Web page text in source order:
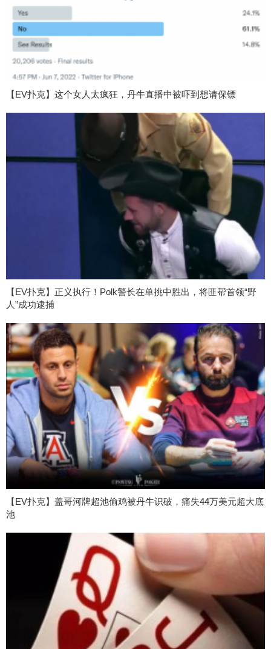
【EV扑克】这个女人太疯狂，丹牛直播中被吓到想请保镖
【EV扑克】正义执行！Polk警长在单挑中胜出，将匪帮首领“野
人”成功逮捕
【EV扑克】盖哥河牌超池偷鸡被丹牛识破，痛失44万美元超大底
池